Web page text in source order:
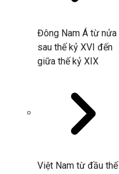
Đông Nam Á từ nửa
sau thế kỷ XVI đến
giữa thế kỷ XIX
Việt Nam từ đầu thế